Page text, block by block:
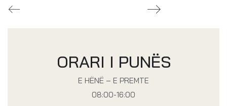
ORARI I PUNËS
E HËNË – E PREMTE
08:00-16:00